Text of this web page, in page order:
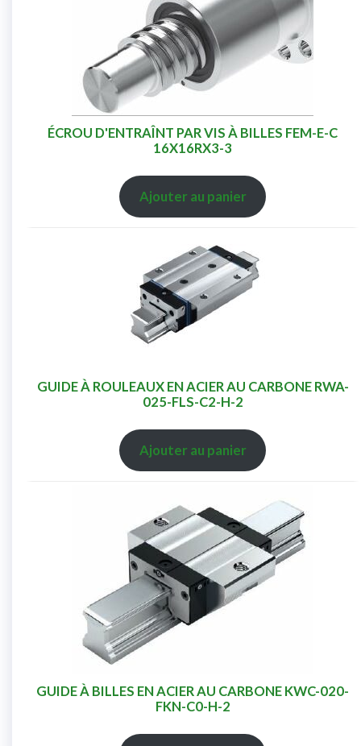
ÉCROU D'ENTRAÎNT PAR VIS À BILLES FEM-E-C
16X16RX3-3
Ajouter au panier
GUIDE À ROULEAUX EN ACIER AU CARBONE RWA-
025-FLS-C2-H-2
Ajouter au panier
GUIDE À BILLES EN ACIER AU CARBONE KWC-020-
FKN-C0-H-2